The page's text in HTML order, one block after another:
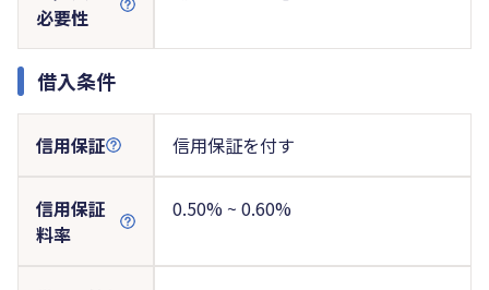
必要性
借入条件
信用保証 信用保証を付す
信用保証
料率
0.50% ~ 0.60%